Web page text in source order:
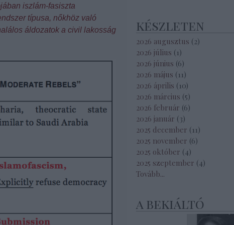
iszlám-fasiszta
típusa, nőkhöz való
áldozatok a civil lakosság
készleten
2026 augusztus (2)
2026 július ( 1)
2026 június (6)
2026 május ( 11)
2026 április ( 10)
2026 március (5)
2026 február (6)
2026 január ( 3)
2025 december ( 11)
2025 november (6)
2025 október (4)
2025 szeptember (4)
Tovább...
a bekiáltó